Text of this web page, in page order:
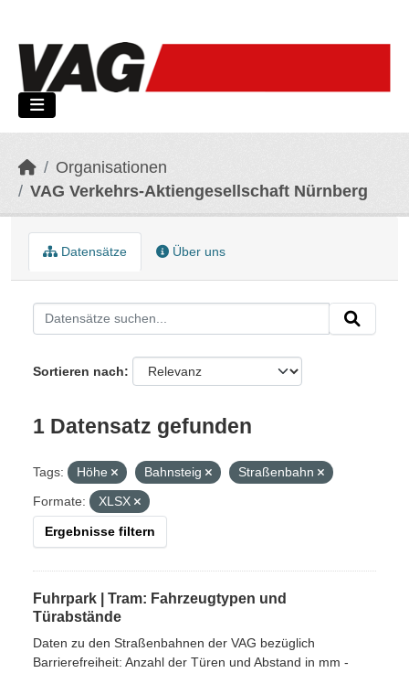
Organisationen
VAG Verkehrs-Aktiengesellschaft Nürnberg
Datensätze Über uns
Sortieren nach
1 Datensatz gefunden
Tags: Höhe Bahnsteig
Straßenbahn
Formate:
XLSX
Ergebnisse filtern
Fuhrpark | Tram: Fahrzeugtypen und
Türabstände
Daten zu den Straßenbahnen der VAG bezüglich
Barrierefreiheit: Anzahl der Türen und Abstand in mm -